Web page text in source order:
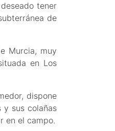
tener
de
Murcia, muy
en Los
dispone
y sus colañas
en el campo.